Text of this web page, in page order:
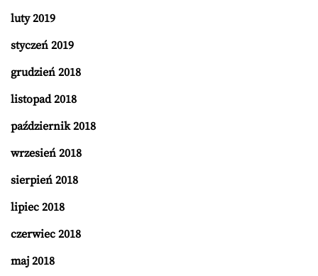
luty 2019
styczeń 2019
grudzień 2018
listopad 2018
październik 2018
wrzesień 2018
sierpień 2018
lipiec 2018
czerwiec 2018
maj 2018